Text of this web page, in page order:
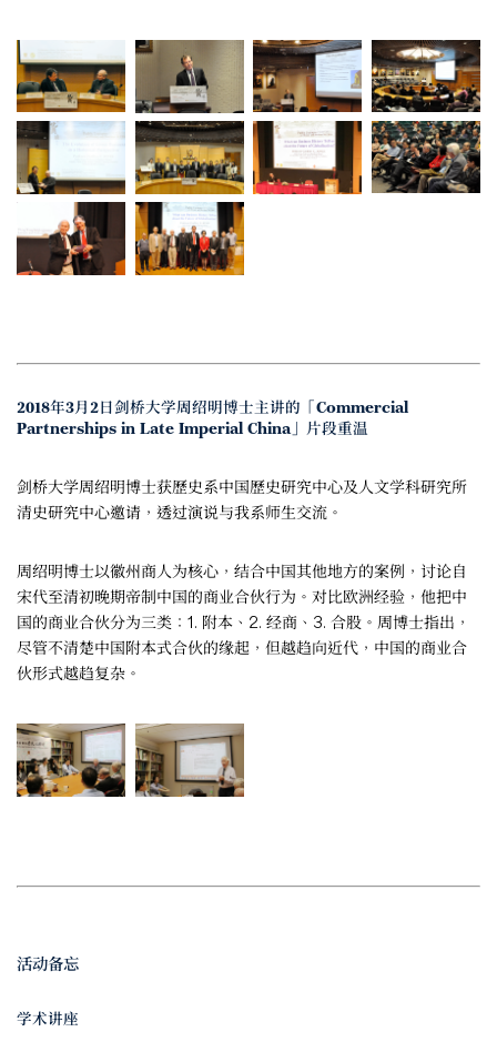
2018年3月2日剑桥大学周绍明博士主讲的「Commercial
Partnerships in Late Imperial China」片段重温
剑桥大学周绍明博士获歷史系中国歷史研究中心及人文学科研究所
清史研究中心邀请，透过演说与我系师生交流。
周绍明博士以徽州商人为核心，结合中国其他地方的案例，讨论自
宋代至清初晚期帝制中国的商业合伙行为。对比欧洲经验，他把中
国的商业合伙分为三类：1. 附本、2. 经商、3. 合股。周博士指出，
尽管不清楚中国附本式合伙的缘起，但越趋向近代，中国的商业合
伙形式越趋复杂。
活动备忘
学术讲座